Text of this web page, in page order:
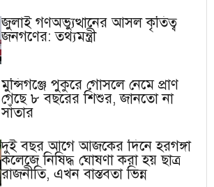
জুলাই গণঅভ্যুত্থানের আসল কৃতিত্ব
জনগণের: তথ্যমন্ত্রী
মুন্সিগঞ্জে পুকুরে গোসলে নেমে প্রাণ
গেছে ৮ বছরের শিশুর, জানতো না
সাঁতার
দুই বছর আগে আজকের দিনে হরগঙ্গা
কলেজে নিষিদ্ধ ঘোষণা করা হয় ছাত্র
রাজনীতি, এখন বাস্তবতা ভিন্ন